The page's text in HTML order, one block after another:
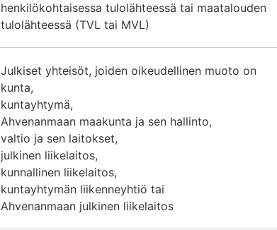
henkilökohtaisessa tulolähteessä tai maatalouden
tulolähteessä (TVL tai MVL)
Julkiset yhteisöt, joiden oikeudellinen muoto on
kunta,
kuntayhtymä,
Ahvenanmaan maakunta ja sen hallinto,
valtio ja sen laitokset,
julkinen liikelaitos,
kunnallinen liikelaitos,
kuntayhtymän liikenneyhtiö tai
Ahvenanmaan julkinen liikelaitos